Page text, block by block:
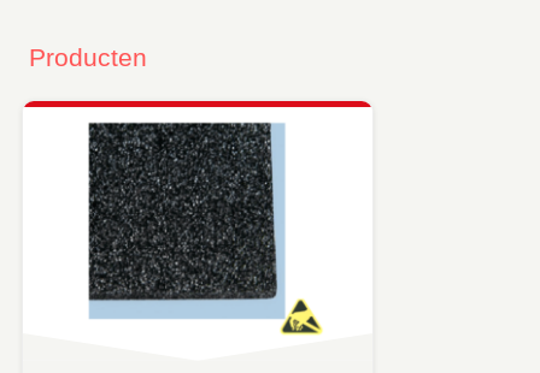
Producten